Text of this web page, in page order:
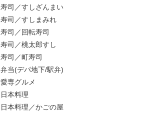
寿司／すしざんまい
寿司／すしまみれ
寿司／回転寿司
寿司／桃太郎すし
寿司／町寿司
弁当(デパ地下/駅弁)
愛専グルメ
日本料理
日本料理／かごの屋